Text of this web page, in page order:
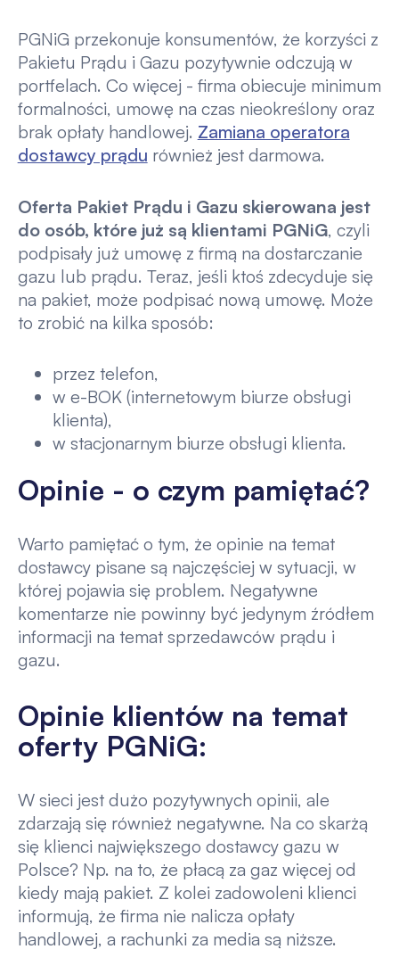
PGNiG przekonuje konsumentów, że korzyści z
Pakietu Prądu i Gazu pozytywnie odczują w
portfelach. Co więcej - firma obiecuje minimum
formalności, umowę na czas nieokreślony oraz
brak opłaty handlowej. Zamiana operatora
dostawcy prądu również jest darmowa.
Oferta Pakiet Prądu i Gazu skierowana jest
do osób, które już są klientami PGNiG, czyli
podpisały już umowę z firmą na dostarczanie
gazu lub prądu. Teraz, jeśli ktoś zdecyduje się
na pakiet, może podpisać nową umowę. Może
to zrobić na kilka sposób:
przez telefon,
w e-BOK (internetowym biurze obsługi
klienta),
w stacjonarnym biurze obsługi klienta.
Opinie - o czym pamiętać?
Warto pamiętać o tym, że opinie na temat
dostawcy pisane są najczęściej w sytuacji, w
której pojawia się problem. Negatywne
komentarze nie powinny być jedynym źródłem
informacji na temat sprzedawców prądu i
gazu.
Opinie klientów na temat
oferty PGNiG:
W sieci jest dużo pozytywnych opinii, ale
zdarzają się również negatywne. Na co skarżą
się klienci największego dostawcy gazu w
Polsce? Np. na to, że płacą za gaz więcej od
kiedy mają pakiet. Z kolei zadowoleni klienci
informują, że firma nie nalicza opłaty
handlowej, a rachunki za media są niższe.